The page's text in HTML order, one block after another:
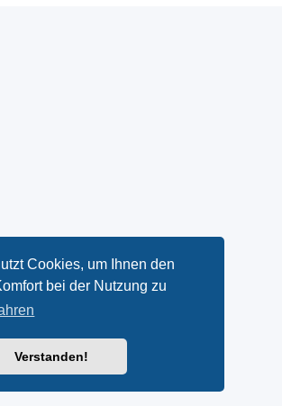
Cookies, um Ihnen den
bei der Nutzung zu
Verstanden!